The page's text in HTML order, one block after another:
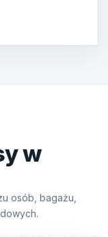
w
osób, bagażu,